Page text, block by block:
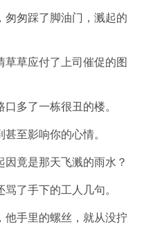
匆匆踩了脚油门，溅起的
草应付了上司催促的图
多了一栋很丑的楼。
至影响你的心情。
竟是那天飞溅的雨水？
了手下的工人几句。
他手里的螺丝，就从没拧